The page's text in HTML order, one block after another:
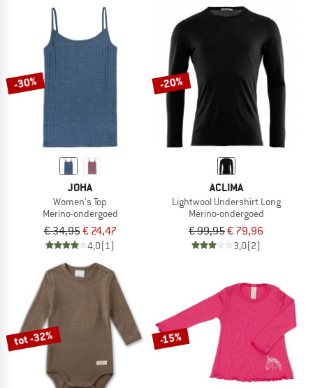
-30%
JOHA
Women's Top
Merino-ondergoed
€ 34,95€ 24,47
4,0(1)
-20%
ACLIMA
Lightwool Undershirt Long
Merino-ondergoed
€ 99,95€ 79,96
3,0(2)
tot -32% -15%